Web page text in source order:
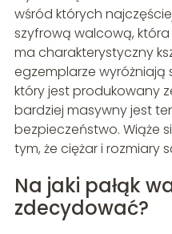
wśród których
szyfrową walcową,
ma charakterystyczny
egzemplarze wyróżniają
który jest produkowany
bardziej masywny jest
bezpieczeństwo. Wiąże
tym, że ciężar i rozmiary
Na jaki pałąk
zdecydować?